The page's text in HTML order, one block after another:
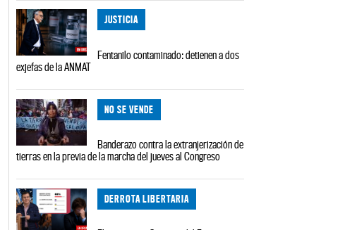
JUSTICIA
Fentanilo contaminado: detienen a dos
exjefas de la ANMAT
NO SE VENDE
Banderazo contra la extranjerización de
tierras en la previa de la marcha del jueves al Congreso
DERROTA LIBERTARIA